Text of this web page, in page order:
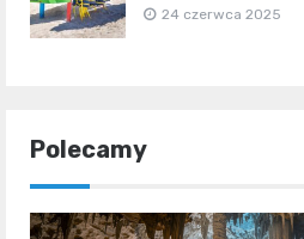
24 czerwca 2025
Polecamy